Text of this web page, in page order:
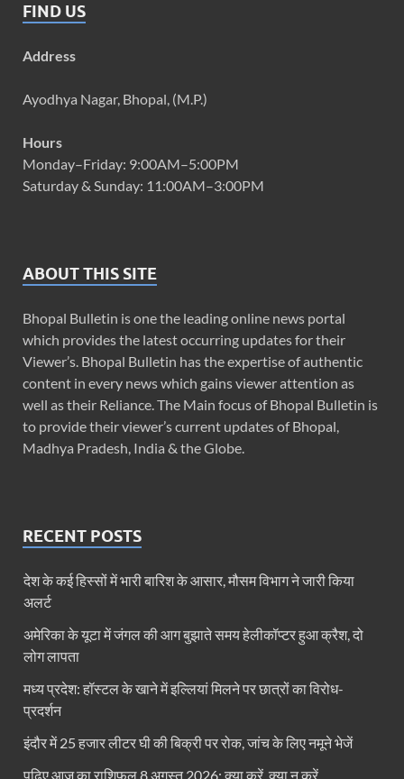
FIND US
Address
Ayodhya Nagar, Bhopal, (M.P.)
Hours
Monday–Friday: 9:00AM–5:00PM
Saturday & Sunday: 11:00AM–3:00PM
ABOUT THIS SITE
Bhopal Bulletin is one the leading online news portal
which provides the latest occurring updates for their
Viewer’s. Bhopal Bulletin has the expertise of authentic
content in every news which gains viewer attention as
well as their Reliance. The Main focus of Bhopal Bulletin is
to provide their viewer’s current updates of Bhopal,
Madhya Pradesh, India & the Globe.
RECENT POSTS
देश के कई हिस्सों में भारी बारिश के आसार, मौसम विभाग ने जारी किया
अलर्ट
अमेरिका के यूटा में जंगल की आग बुझाते समय हेलीकॉप्टर हुआ क्रैश, दो
लोग लापता
मध्य प्रदेश: हॉस्टल के खाने में इल्लियां मिलने पर छात्रों का विरोध-
प्रदर्शन
इंदौर में 25 हजार लीटर घी की बिक्री पर रोक, जांच के लिए नमूने भेजें
पढ़िए आज का राशिफल 8 अगस्त 2026: क्या करें, क्या न करें…